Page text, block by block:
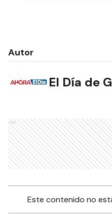
Autor
El Día de
Ads
Este contenido no